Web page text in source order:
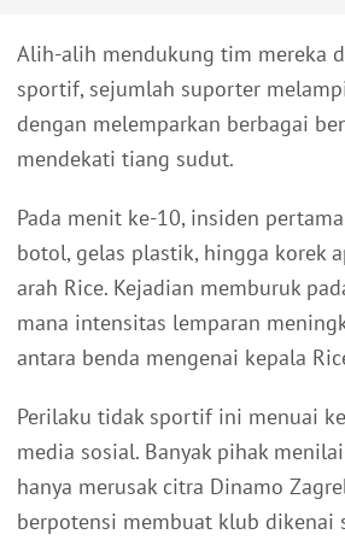
Alih-alih mendukung tim mereka
sportif, sejumlah suporter
dengan melemparkan berbagai
mendekati tiang sudut.
Pada menit ke-10, insiden
botol, gelas plastik, hingga korek
arah Rice. Kejadian memburuk
mana intensitas lemparan
antara benda mengenai kepala
Perilaku tidak sportif ini menuai
media sosial. Banyak pihak
hanya merusak citra Dinamo
berpotensi membuat klub dikenai